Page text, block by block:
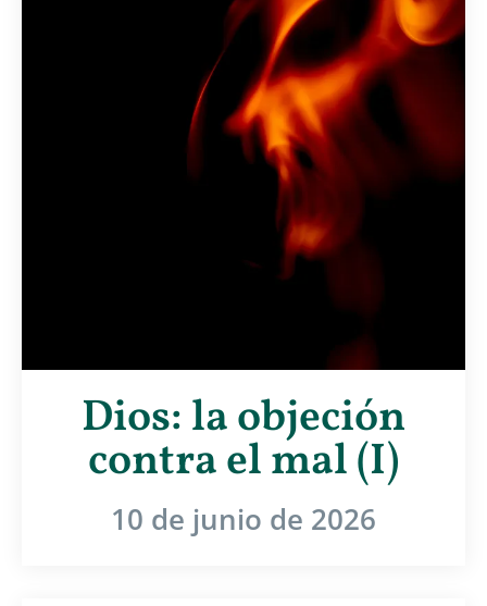
Dios: la objeción
contra el mal (I)
10 de junio de 2026